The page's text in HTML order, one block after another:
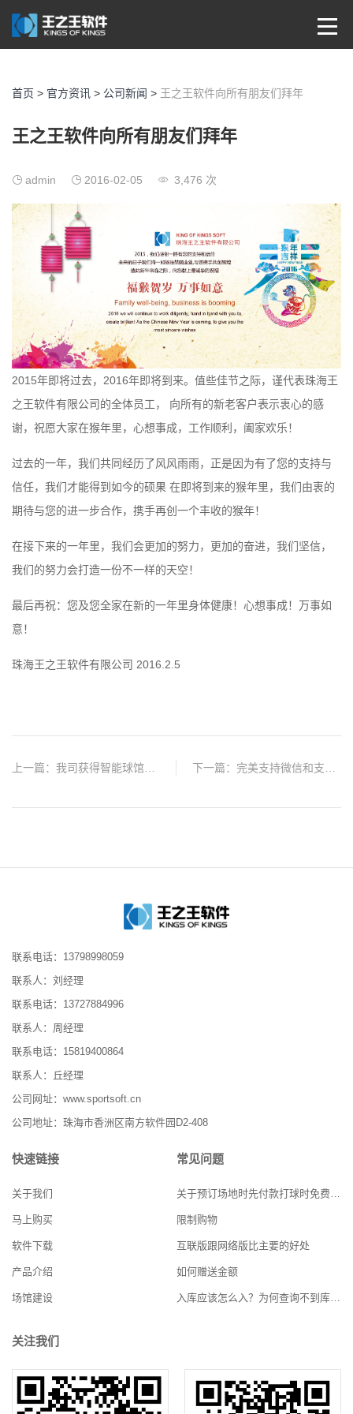
首页 > 官方资讯 > 公司新闻 > 王之王软件向所有朋友们拜年
王之王软件向所有朋友们拜年
admin 2016-02-05 3,476 次
2015年即将过去，2016年即将到来。值些佳节之际，谨代表珠海王
之王软件有限公司的全体员工， 向所有的新老客户表示衷心的感
谢，祝愿大家在猴年里，心想事成，工作顺利，阖家欢乐！
过去的一年，我们共同经历了风风雨雨，正是因为有了您的支持与
信任，我们才能得到如今的硕果 在即将到来的猴年里，我们由衷的
期待与您的进一步合作，携手再创一个丰收的猴年！
在接下来的一年里，我们会更加的努力，更加的奋进，我们坚信，
我们的努力会打造一份不一样的天空！
最后再祝：您及您全家在新的一年里身体健康！心想事成！万事如
意！
珠海王之王软件有限公司 2016.2.5
上一篇： 我司获得智能球馆专利授权 下一篇： 完美支持微信和支付宝支付
联系电话：13798998059
联系人：刘经理
联系电话：13727884996
联系人：周经理
联系电话：15819400864
联系人：丘经理
公司网址：www.sportsoft.cn
公司地址：珠海市香洲区南方软件园D2-408
快速链接
关于我们
马上购买
软件下载
产品介绍
场馆建设
常见问题
关于预订场地时先付款打球时免费的功能实现
限制购物
互联版跟网络版比主要的好处
如何赠送金额
入库应该怎么入？为何查询不到库存？
关注我们